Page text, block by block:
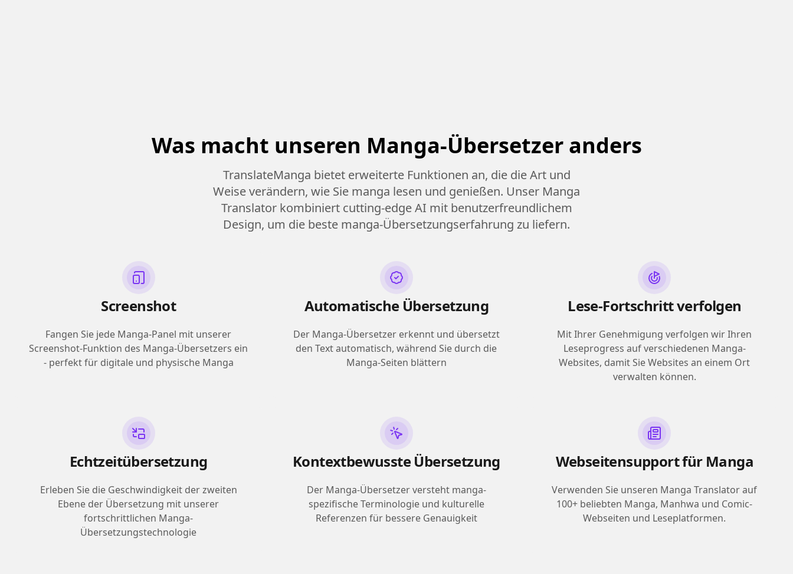
Was macht unseren Manga-Übersetzer anders
TranslateManga bietet erweiterte Funktionen an, die die Art und
Weise verändern, wie Sie manga lesen und genießen. Unser Manga
Translator kombiniert cutting-edge AI mit benutzerfreundlichem
Design, um die beste manga-Übersetzungserfahrung zu liefern.
Screenshot
Fangen Sie jede Manga-Panel mit unserer
Screenshot-Funktion des Manga-Übersetzers ein
- perfekt für digitale und physische Manga
Automatische Übersetzung
Der Manga-Übersetzer erkennt und übersetzt
den Text automatisch, während Sie durch die
Manga-Seiten blättern
Lese-Fortschritt verfolgen
Mit Ihrer Genehmigung verfolgen wir Ihren
Leseprogress auf verschiedenen Manga-
Websites, damit Sie Websites an einem Ort
verwalten können.
Echtzeitübersetzung
Erleben Sie die Geschwindigkeit der zweiten
Ebene der Übersetzung mit unserer
fortschrittlichen Manga-
Übersetzungstechnologie
Kontextbewusste Übersetzung
Der Manga-Übersetzer versteht manga-
spezifische Terminologie und kulturelle
Referenzen für bessere Genauigkeit
Webseitensupport für Manga
Verwenden Sie unseren Manga Translator auf
100+ beliebten Manga, Manhwa und Comic-
Webseiten und Leseplatformen.